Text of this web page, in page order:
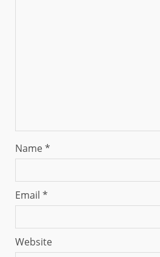
Name*
Email *
Website